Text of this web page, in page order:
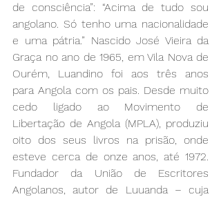
de consciência”: “Acima de tudo sou
angolano. Só tenho uma nacionalidade
e uma pátria.” Nascido José Vieira da
Graça no ano de 1965, em Vila Nova de
Ourém, Luandino foi aos três anos
para Angola com os pais. Desde muito
cedo ligado ao Movimento de
Libertação de Angola (MPLA), produziu
oito dos seus livros na prisão, onde
esteve cerca de onze anos, até 1972.
Fundador da União de Escritores
Angolanos, autor de Luuanda – cuja